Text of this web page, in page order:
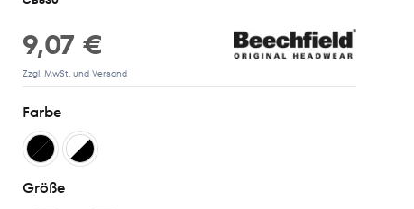
9,07 €
Zzgl. MwSt. und Versand
Farbe
Größe